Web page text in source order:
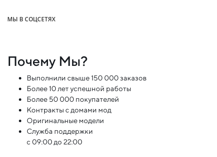
МЫ В СОЦСЕТЯХ
Почему Мы?
Выполнили свыше 150 000 заказов
Более 10 лет успешной работы
Более 50 000 покупателей
Контракты с домами мод
Оригинальные модели
Служба поддержки
с 09:00 до 22:00